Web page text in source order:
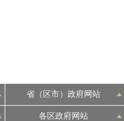
省（区市）政府网站
各区政府网站